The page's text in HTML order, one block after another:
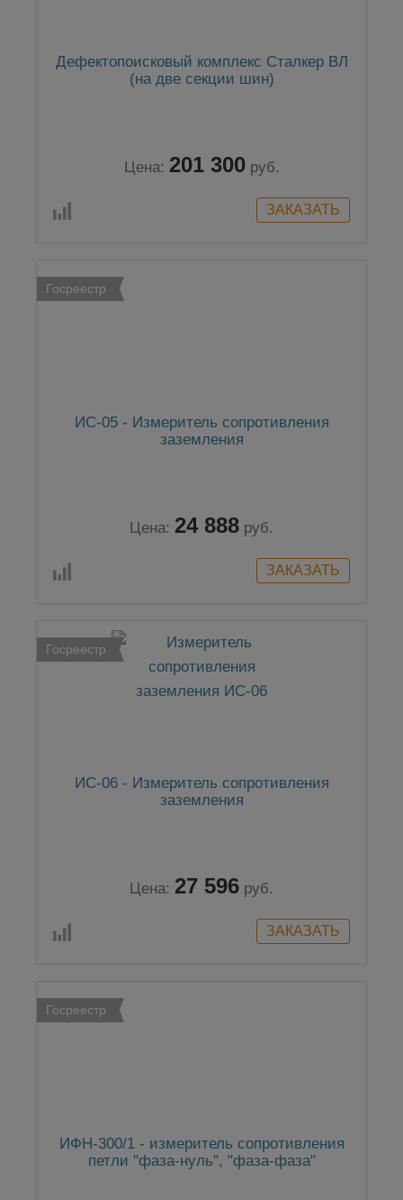
Дефектопоисковый комплекс Сталкер ВЛ
(на две секции шин)
Цена: 201 300 руб.
Госреестр
ИС-05 - Измеритель сопротивления
заземления
Цена: 24 888 руб.
Госреестр
ИС-06 - Измеритель сопротивления
заземления
Цена: 27 596 руб.
Госреестр
ИФН-300/1 - измеритель сопротивления
петли "фаза-нуль", "фаза-фаза"